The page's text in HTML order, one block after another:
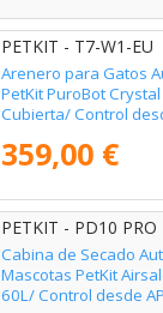
PETKIT - T7-W1-EU
Arenero para Gatos
PetKit PuroBot
Cubierta/ Control
359,00 €
PETKIT - PD10 PRO
Cabina de Secado
Mascotas PetKit
60L/ Control desde